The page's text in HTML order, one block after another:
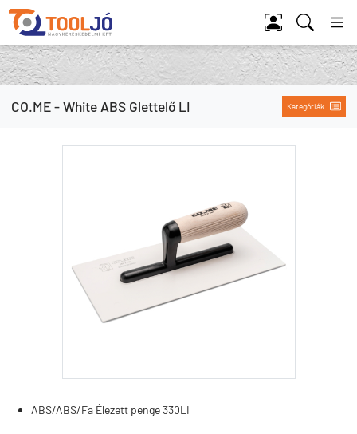
Tool Jó
CO.ME - White ABS Glettelő LI Kategóriák
ABS/ABS/Fa Élezett penge 330LI